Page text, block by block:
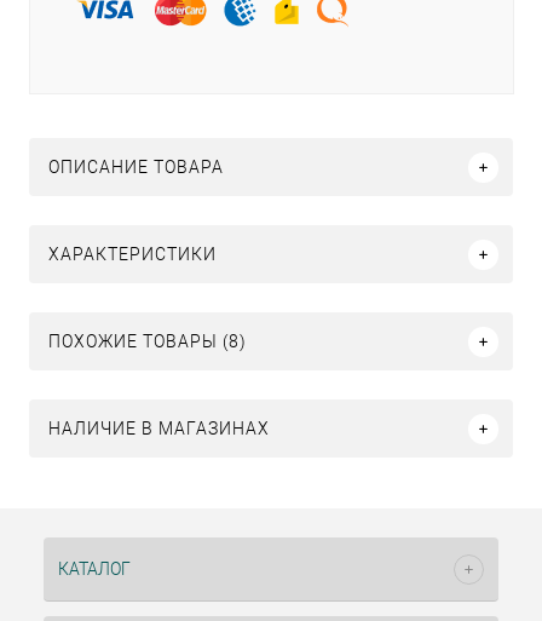
ОПИСАНИЕ ТОВАРА
ХАРАКТЕРИСТИКИ
ПОХОЖИЕ ТОВАРЫ (8)
НАЛИЧИЕ В МАГАЗИНАХ
КАТАЛОГ